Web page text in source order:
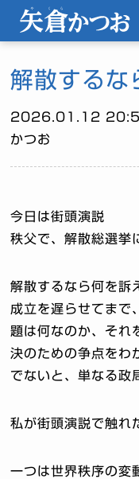
解散するな
2026.01.12
かつお
今日は街頭演説
秩父で、解散総選挙
解散するなら何を訴
成立を遅らせてまで
題は何なのか、それ
決のための争点をわ
でないと、単なる政
私が街頭演説で触れ
一つは世界秩序の変